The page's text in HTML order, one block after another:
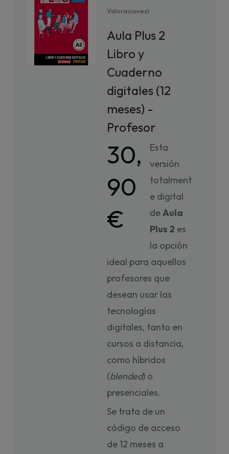
Valoraciones)
Aula Plus 2
Libro y
Cuaderno
digitales (12
meses) -
Profesor
30,
90
€
Esta
versión
totalment
e digital
deAula
Plus 2 es
la opción
ideal para aquellos
profesores que
desean usar las
tecnologías
digitales, tanto en
cursos a distancia,
como híbridos
(blended) o
presenciales.
Se trata de un
código de acceso
de 12 meses a